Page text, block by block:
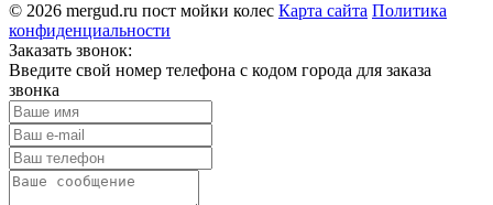
© 2026 mergud.ru пост мойки колес Карта сайта Политика
конфиденциальности
Заказать звонок:
Введите свой номер телефона c кодом города для заказа
звонка